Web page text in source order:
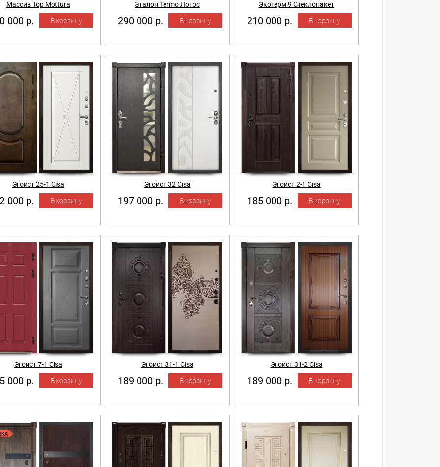
Массив Тор Mottura
000 р.
Эталон Termo Лотос
290 000 р.
Экотерм 9 Стеклопакет
210 000 р.
Эгоист 25-1 Cisa
000 р.
Эгоист 32 Cisa
197 000 р.
Эгоист 2-1 Cisa
185 000 р.
Эгоист 7-1 Cisa
000 р.
Эгоист 31-1 Cisa
189 000 р.
Эгоист 31-2 Cisa
189 000 р.